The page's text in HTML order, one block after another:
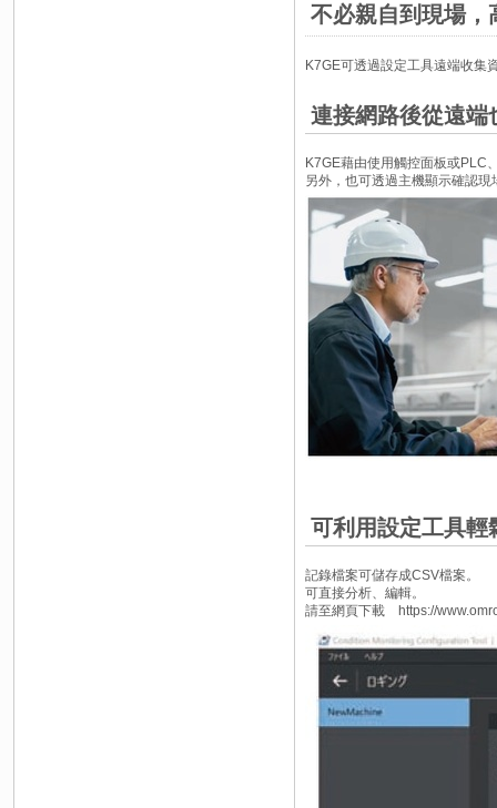
不必親自到現場，
K7GE可透過設定工具遠端收集
連接網路後從遠端
K7GE藉由使用觸控面板或PLC
另外，也可透過主機顯示確認
可利用設定工具輕
記錄檔案可儲存成CSV檔案。
可直接分析、編輯。
請至網頁下載 https://